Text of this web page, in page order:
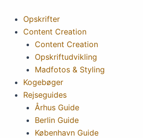
indholdet
Opskrifter
Content Creation
Content Creation
Opskriftudvikling
Madfotos & Styling
Kogebøger
Rejseguides
Århus Guide
Berlin Guide
København Guide